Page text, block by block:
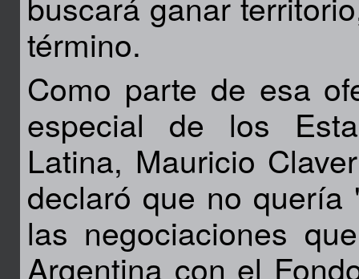
término.
Como parte de esa
especial de los
Latina, Mauricio
declaró que no quería
las negociaciones
Argentina con el